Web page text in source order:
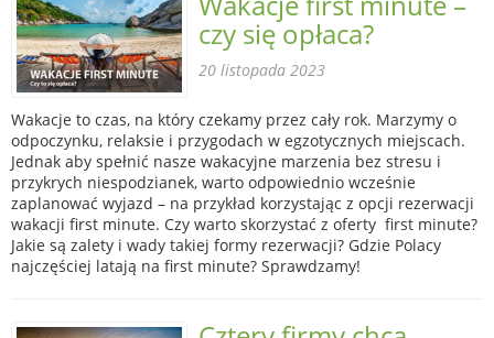
czy się opłaca?
20 listopada 2023
Wakacje to czas, na który czekamy przez cały rok. Marzymy o
odpoczynku, relaksie i przygodach w egzotycznych miejscach.
Jednak aby spełnić nasze wakacyjne marzenia bez stresu i
przykrych niespodzianek, warto odpowiednio wcześnie
zaplanować wyjazd – na przykład korzystając z opcji rezerwacji
wakacji first minute. Czy warto skorzystać z oferty first minute?
Jakie są zalety i wady takiej formy rezerwacji? Gdzie Polacy
najczęściej latają na first minute? Sprawdzamy!